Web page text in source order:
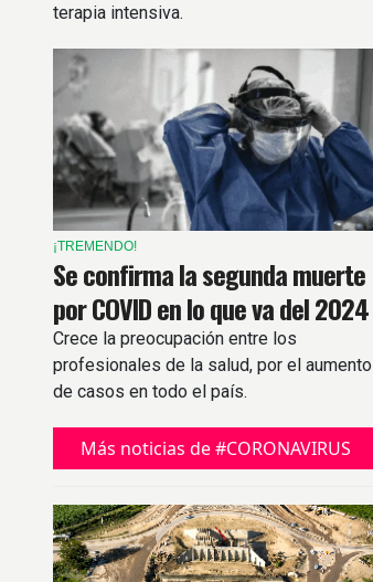
terapia intensiva.
¡TREMENDO!
Se confirma la segunda muerte
por COVID en lo que va del 2024
Crece la preocupación entre los
profesionales de la salud, por el aumento
de casos en todo el país.
Más noticias de #CORONAVIRUS